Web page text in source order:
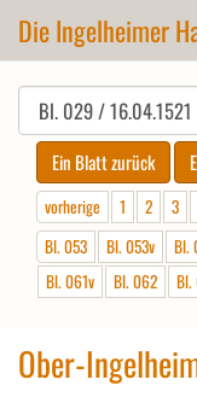
Die Ingelheimer
vorherige 1 2 3
Bl. 053
Bl. 053v Bl.
Bl. 061v
Bl. 062 Bl.
Ober-